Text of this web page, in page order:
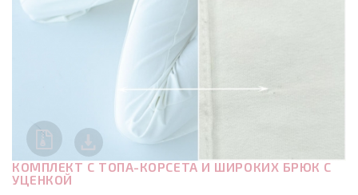
КОМПЛЕКТ С ТОПА-КОРСЕТА И ШИРОКИХ БРЮК С
УЦЕНКОЙ